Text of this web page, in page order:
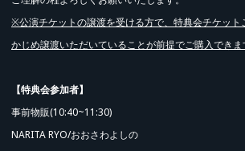
※公演チケットの譲渡を受ける方で、特典会チケット
かじめ譲渡いただいていることが前提でご購入できま
【特典会参加者】
事前物販(10:40~11:30)
NARITA RYO/おおさわよしの